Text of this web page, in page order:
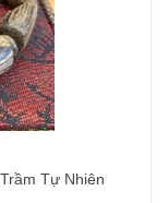
Tự Nhiên